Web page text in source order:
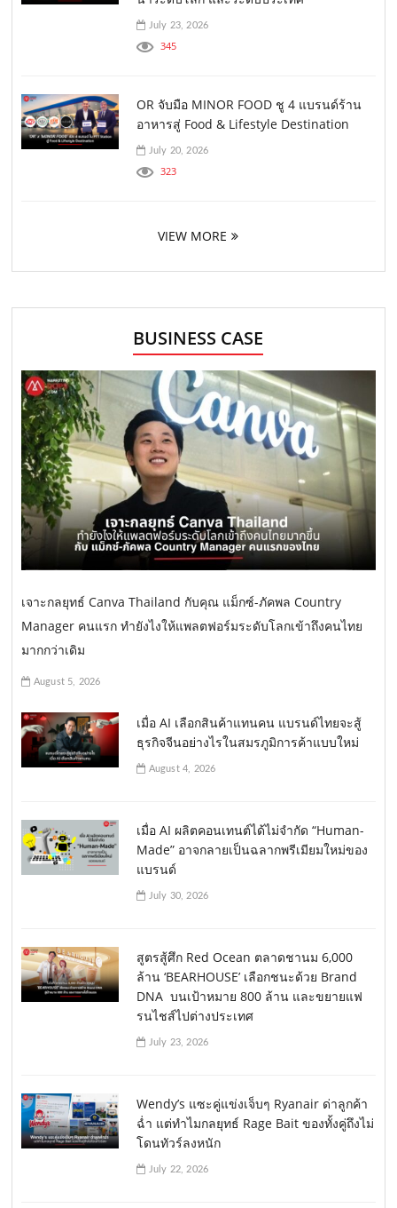
July 23, 2026
345
OR จับมือ MINOR FOOD ชู 4 แบรนด์ร้าน
อาหารสู่ Food & Lifestyle Destination
July 20, 2026
323
VIEW MORE
BUSINESS CASE
เจาะกลยุทธ์ Canva Thailand กับคุณ แม็กซ์-ภัคพล Country
Manager คนแรก ทำยังไงให้แพลตฟอร์มระดับโลกเข้าถึงคนไทย
มากกว่าเดิม
August 5, 2026
เมื่อ AI เลือกสินค้าแทนคน แบรนด์ไทยจะสู้
ธุรกิจจีนอย่างไรในสมรภูมิการค้าแบบใหม่
August 4, 2026
เมื่อ AI ผลิตคอนเทนต์ได้ไม่จำกัด “Human-
Made” อาจกลายเป็นฉลากพรีเมียมใหม่ของ
แบรนด์
July 30, 2026
สูตรสู้ศึก Red Ocean ตลาดชานม 6,000
ล้าน ‘BEARHOUSE’ เลือกชนะด้วย Brand
DNA บนเป้าหมาย 800 ล้าน และขยายแฟ
รนไชส์ไปต่างประเทศ
July 23, 2026
Wendy’s แซะคู่แข่งเจ็บๆ Ryanair ด่าลูกค้า
ฉ่ำ แต่ทำไมกลยุทธ์ Rage Bait ของทั้งคู่ถึงไม่
โดนทัวร์ลงหนัก
July 22, 2026